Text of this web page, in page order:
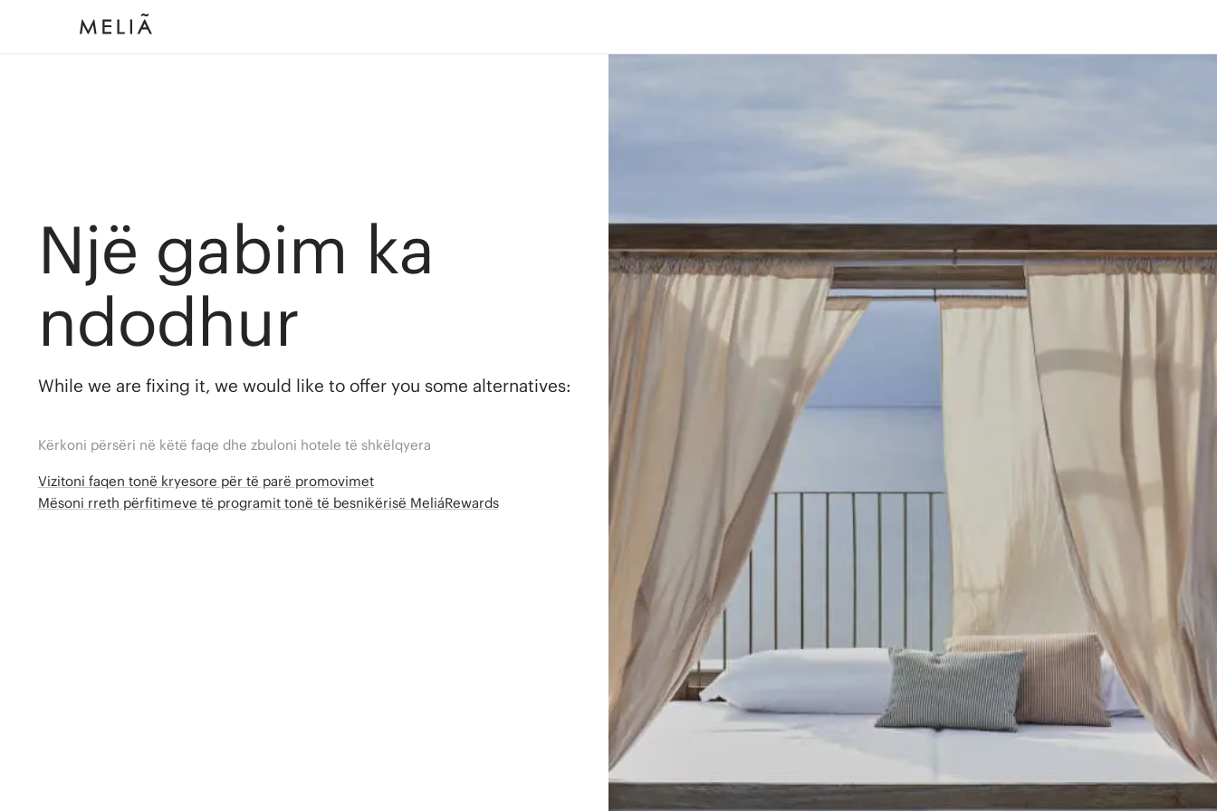
Një gabim ka
ndodhur
While we are fixing it, we would like to offer you some alternatives:
Kërkoni përsëri në këtë faqe dhe zbuloni hotele të shkëlqyera
Vizitoni faqen tonë kryesore për të parë promovimet
Mësoni rreth përfitimeve të programit tonë të besnikërisë MeliáRewards